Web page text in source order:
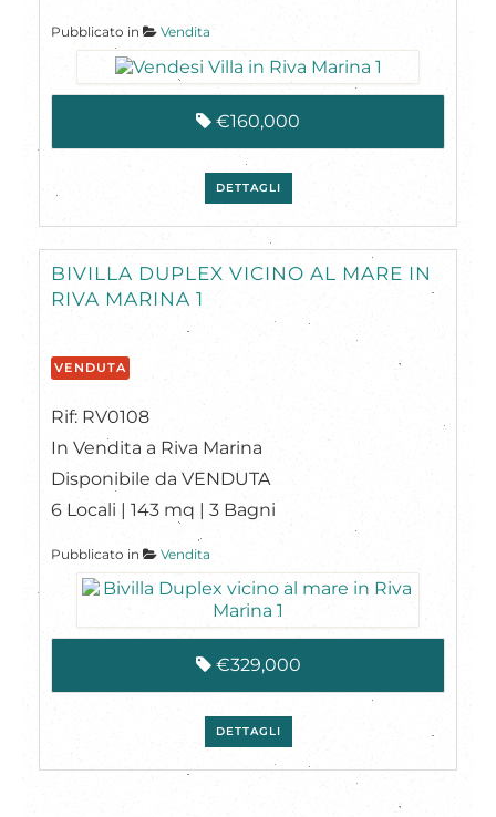
Pubblicato in Vendita
€160,000
DETTAGLI
BIVILLA DUPLEX VICINO AL MARE IN
RIVA MARINA 1
VENDUTA
Rif: RV0108
In Vendita a Riva Marina
Disponibile da VENDUTA
6 Locali | 143 mq | 3 Bagni
Pubblicato in Vendita
€329,000
DETTAGLI